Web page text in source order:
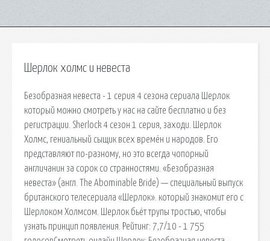
Шерлок холмс и невеста
Безобразная невеста - 1 серия 4 сезона сериала Шерлок
который можно смотреть у нас на сайте бесплатно и без
регистрации. Sherlock 4 сезон 1 серия, заходи. Шерлок
Холмс, гениальный сыщик всех времён и народов. Его
представляют по-разному, но это всегда чопорный
англичанин за сорок со странностями. «Безобразная
невеста» (англ. The Abominable Bride) — специальный выпуск
британского телесериала «Шерлок». который знакомит его с
Шерлоком Холмсом. Шерлок бьёт трупы тростью, чтобы
узнать принцип появления. Рейтинг: 7,7/10 - 1 755